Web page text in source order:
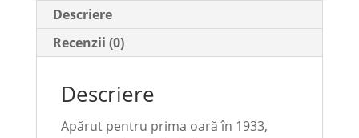
Descriere
Recenzii (0)
Descriere
Apărut pentru prima oară în 1933,